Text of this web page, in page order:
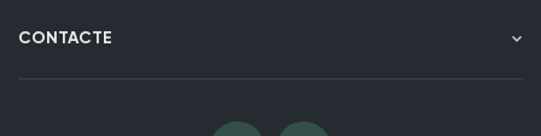
CONTACTE